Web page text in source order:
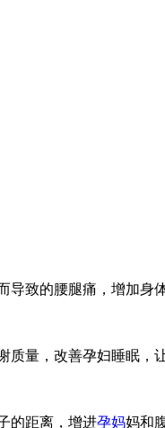
致的腰腿痛，增加身
量，改善孕妇睡眠，
的距离，增进孕妈妈和